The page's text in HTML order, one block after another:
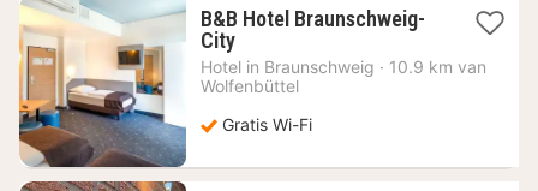
B&B Hotel Braunschweig-
City1
nacht
vanaf
€
Hotel in Braunschweig · 10.9 km van
Wolfenbüttel
Gratis Wi-Fi